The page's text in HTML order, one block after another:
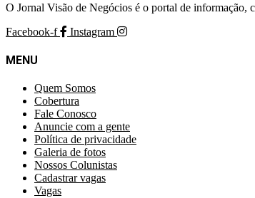
O Jornal Visão de Negócios é o portal de informação,
Facebook-f
Instagram
MENU
Quem Somos
Cobertura
Fale Conosco
Anuncie com a gente
Política de privacidade
Galeria de fotos
Nossos Colunistas
Cadastrar vagas
Vagas